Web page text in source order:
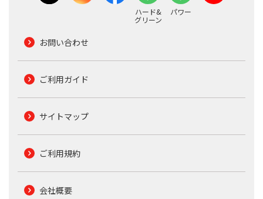
ハード&
グリーン
パワー
お問い合わせ
ご利用ガイド
サイトマップ
ご利用規約
会社概要